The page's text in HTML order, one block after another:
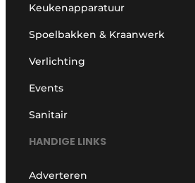
Keukenapparatuur
Spoelbakken & Kraanwerk
Verlichting
Events
Sanitair
HANDIGE LINKS
Adverteren